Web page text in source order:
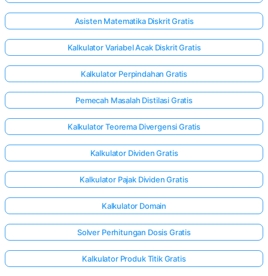
di sini!
Asisten Matematika Diskrit Gratis
Kalkulator Variabel Acak Diskrit Gratis
Kalkulator Perpindahan Gratis
Pemecah Masalah Distilasi Gratis
Kalkulator Teorema Divergensi Gratis
Kalkulator Dividen Gratis
Kalkulator Pajak Dividen Gratis
Kalkulator Domain
Solver Perhitungan Dosis Gratis
Kalkulator Produk Titik Gratis